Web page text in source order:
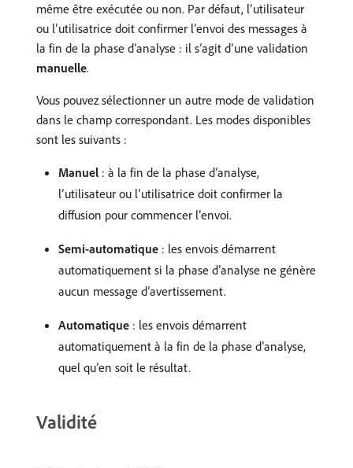
même être exécutée ou non. Par défaut, l’utilisateur
ou l’utilisatrice doit confirmer l’envoi des messages à
la fin de la phase d’analyse : il s’agit d’une validation
manuelle.
Vous pouvez sélectionner un autre mode de validation
dans le champ correspondant. Les modes disponibles
sont les suivants :
Manuel : à la fin de la phase d’analyse,
l’utilisateur ou l’utilisatrice doit confirmer la
diffusion pour commencer l’envoi.
Semi-automatique : les envois démarrent
automatiquement si la phase d’analyse ne génère
aucun message d’avertissement.
Automatique : les envois démarrent
automatiquement à la fin de la phase d’analyse,
quel qu’en soit le résultat.
Validité